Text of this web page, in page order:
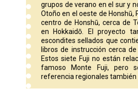
grupos de verano en el sur y
Otoño en el oeste de Honshū,
centro de Honshū, cerca de
en Hokkaidō. El proyecto
escondites sellados que
libros de instrucción cerca de
Estos siete Fuji no están
famoso Monte Fuji, pero
referencia regionales también